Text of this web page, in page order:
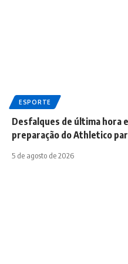
ESPORTE
Desfalques de última hora
preparação do Athletico
5 de agosto de 2026